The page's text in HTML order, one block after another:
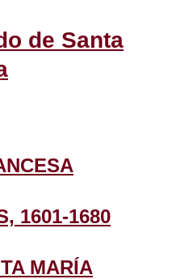
de Santa
1601-1680
MARÍA